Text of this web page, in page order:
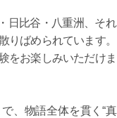
日比谷・八重洲、それ
りばめられています。
をお楽しみいただけま
、物語全体を貫く“真